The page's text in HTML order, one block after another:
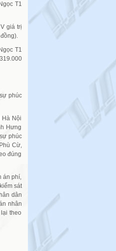
T1
giá trị
T1
phúc
Hà Nội
Hưng
phúc
Cừ,
đúng
án phí,
sát
dân
nhân
theo